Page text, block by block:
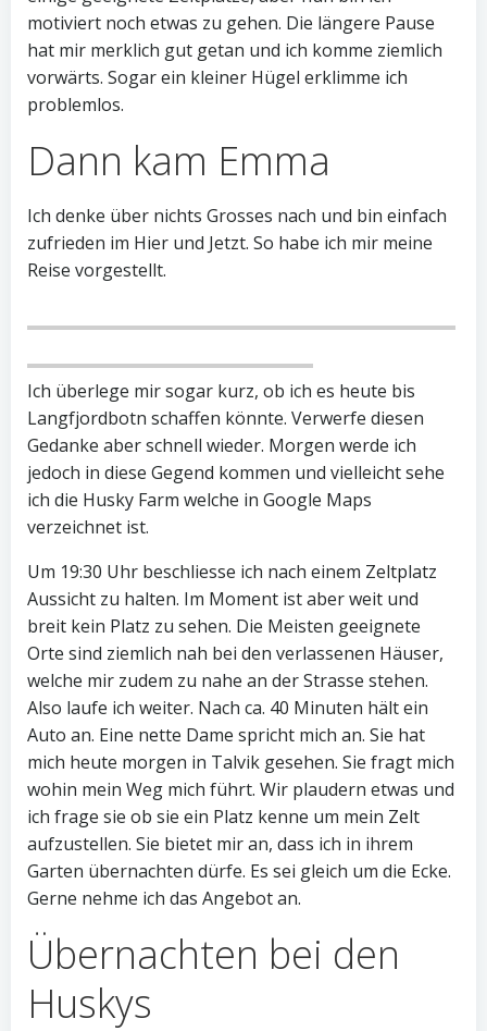
motiviert noch etwas zu gehen. Die längere Pause
hat mir merklich gut getan und ich komme ziemlich
vorwärts. Sogar ein kleiner Hügel erklimme ich
problemlos.
Dann kam Emma
Ich denke über nichts Grosses nach und bin einfach
zufrieden im Hier und Jetzt. So habe ich mir meine
Reise vorgestellt.
Ich überlege mir sogar kurz, ob ich es heute bis
Langfjordbotn schaffen könnte. Verwerfe diesen
Gedanke aber schnell wieder. Morgen werde ich
jedoch in diese Gegend kommen und vielleicht sehe
ich die Husky Farm welche in Google Maps
verzeichnet ist.
Um 19:30 Uhr beschliesse ich nach einem Zeltplatz
Aussicht zu halten. Im Moment ist aber weit und
breit kein Platz zu sehen. Die Meisten geeignete
Orte sind ziemlich nah bei den verlassenen Häuser,
welche mir zudem zu nahe an der Strasse stehen.
Also laufe ich weiter. Nach ca. 40 Minuten hält ein
Auto an. Eine nette Dame spricht mich an. Sie hat
mich heute morgen in Talvik gesehen. Sie fragt mich
wohin mein Weg mich führt. Wir plaudern etwas und
ich frage sie ob sie ein Platz kenne um mein Zelt
aufzustellen. Sie bietet mir an, dass ich in ihrem
Garten übernachten dürfe. Es sei gleich um die Ecke.
Gerne nehme ich das Angebot an.
Übernachten bei den
Huskys